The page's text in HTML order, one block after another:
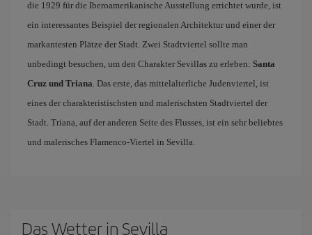
die 1929 für die Iberoamerikanische Ausstellung errichtet wurde, ist
ein interessantes Beispiel der regionalen Architektur und einer der
markantesten Plätze der Stadt. Zwei Stadtviertel sollte man
unbedingt besuchen, um den Charakter Sevillas zu erleben: Santa
Cruz und Triana. Das erste, das mittelalterliche Judenviertel, ist
eines der charakteristischsten und malerischsten Stadtviertel der
Stadt. Triana, auf der anderen Seite des Flusses, ist ein sehr beliebtes
und malerisches Flamenco-Viertel in Sevilla.
Das Wetter in Sevilla